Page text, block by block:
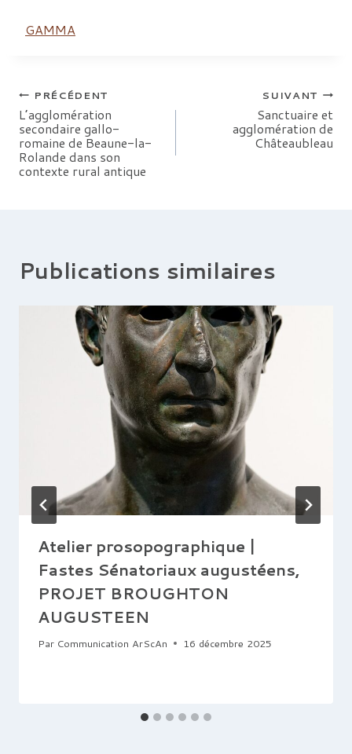
GAMMA
Navigation
de
l’article
PRÉCÉDENT
L’agglomération
secondaire gallo-
romaine de Beaune-la-
Rolande dans son
contexte rural antique
SUIVANT
Sanctuaire et
agglomération de
Châteaubleau
Publications similaires
Atelier prosopographique |
Fastes Sénatoriaux augustéens,
PROJET BROUGHTON
AUGUSTEEN
Par Communication ArScAn 16 décembre 2025